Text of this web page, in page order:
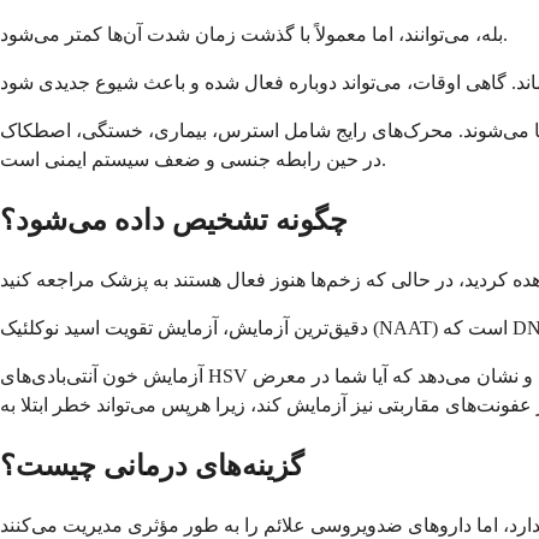
بله، می‌توانند، اما معمولاً با گذشت زمان شدت آن‌ها کمتر می‌شود.
می‌شوند. محرک‌های رایج شامل استرس، بیماری، خستگی، اصطکاک
در حین رابطه جنسی و ضعف سیستم ایمنی است.
چگونه تشخیص داده می‌شود؟
آزمایش خون آنتی‌بادی‌های HSV را تشخیص می‌دهد و نشان می‌دهد که آیا شما در معرض HSV-1 یا HSV-2 قرار گرفته‌اید یا خیر. با این حال، این آزمایش نمی‌تواند بگوید عفونت در کدام قسمت بدن است. پزشک
گزینه‌های درمانی چیست؟